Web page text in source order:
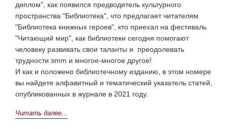
диплом", как появился предводитель культурного
пространства "Библиотека", что предлагает читателям
"Библиотека книжных героев", кто приехал на фестиваль
"Читающий мир", как библиотеки сегодня помогают
человеку развивать свои таланты и преодолевать
трудности smm и многое-многое другое!
И как и положено библиотечному изданию, в этом номере
вы найдете алфавитный и тематический указатель статей,
опубликованных в журнале в 2021 году.
Читать далее...